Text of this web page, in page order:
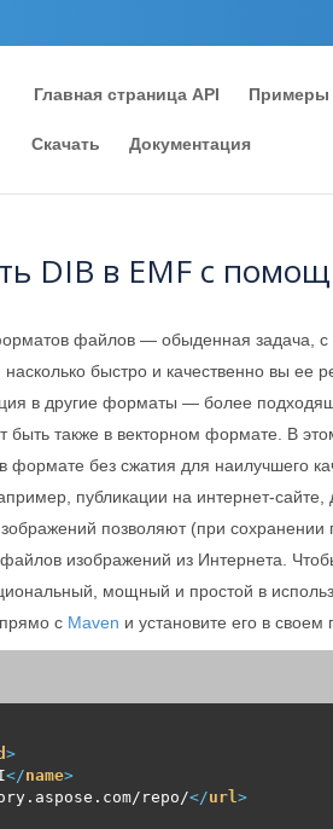
Главная страница API Примеры
Скачать Документация
DIB в EMF с
файлов — обыденная задача, с
быстро и качественно вы
в другие форматы — более
быть также в векторном формате. В
без сжатия для наилучшего
публикации на интернет-
позволяют (при
изображений из Интернета.
мощный и простой в
с Maven и установите его в
>
</name>
repo/</url>